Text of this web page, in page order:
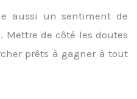
aussi un sentiment de
Mettre de côté les doutes
prêts à gagner à tout